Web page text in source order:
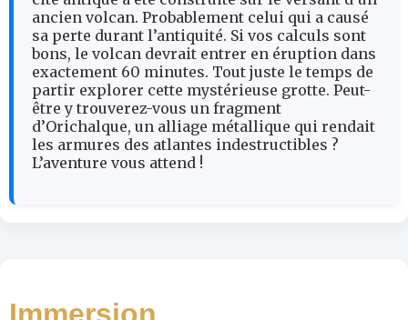
ancien volcan. Probablement celui qui a causé
sa perte durant l’antiquité. Si vos calculs sont
bons, le volcan devrait entrer en éruption dans
exactement 60 minutes. Tout juste le temps de
partir explorer cette mystérieuse grotte. Peut-
être y trouverez-vous un fragment
d’Orichalque, un alliage métallique qui rendait
les armures des atlantes indestructibles ?
L’aventure vous attend !
Immersion